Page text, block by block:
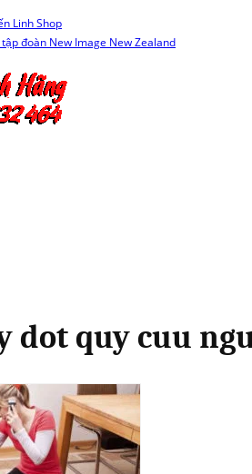
Linh Shop
đoàn New Image New Zealand
dot quy cuu